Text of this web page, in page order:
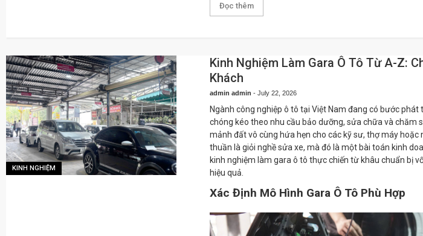
Đọc thêm
KINH NGHIỆM
Kinh Nghiệm Làm Gara Ô Tô Từ A-Z:
Khách
admin admin - July 22, 2026
Ngành công nghiệp ô tô tại Việt Nam đang có bước
chóng kéo theo nhu cầu bảo dưỡng, sửa chữa và chăm
mảnh đất vô cùng hứa hẹn cho các kỹ sư, thợ máy hoặc
thuần là giỏi nghề sửa xe, mà đó là một bài toán kinh
kinh nghiệm làm gara ô tô thực chiến từ khâu chuẩn bị
hiệu quả.
Xác Định Mô Hình Gara Ô Tô Phù Hợp